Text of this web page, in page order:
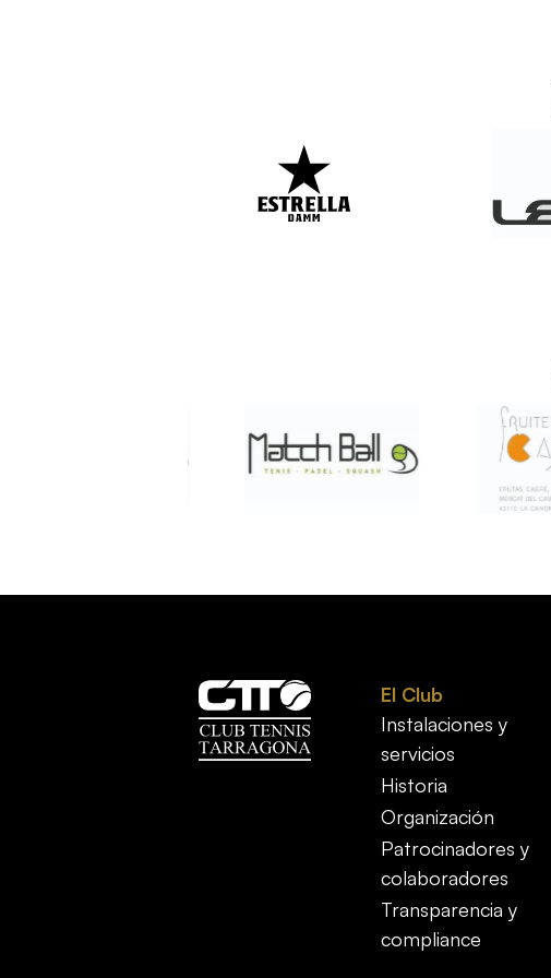
El Club
Instalaciones y
servicios
Historia
Organización
Patrocinadores y
colaboradores
Transparencia y
compliance